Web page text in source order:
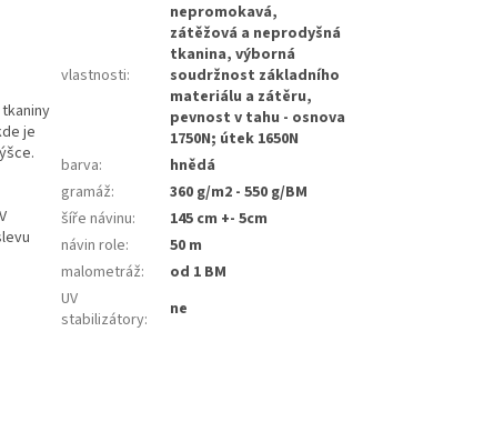
je
vlastnosti:
nepromokavá,
zátěžová a neprodyšná
tkanina, výborná
soudržnost základního
materiálu a zátěru,
pevnost v tahu - osnova
1750N; útek 1650N
barva:
hnědá
gramáž:
360 g/m2 - 550 g/BM
šíře návinu:
145 cm +- 5cm
návin role:
50 m
malometráž:
od 1 BM
UV
stabilizátory: ne